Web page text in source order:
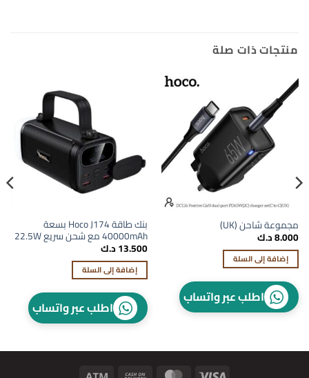
منتجات ذات صلة
مجموعة شاحن (UK)
8.000د.ك
إضافة إلى السلة
اطلب عبر واتساب
بنك طاقة Hoco J174 بسعة
40000mAh مع شحن سريع 22.5W
13.500د.ك
إضافة إلى السلة
اطلب عبر واتساب